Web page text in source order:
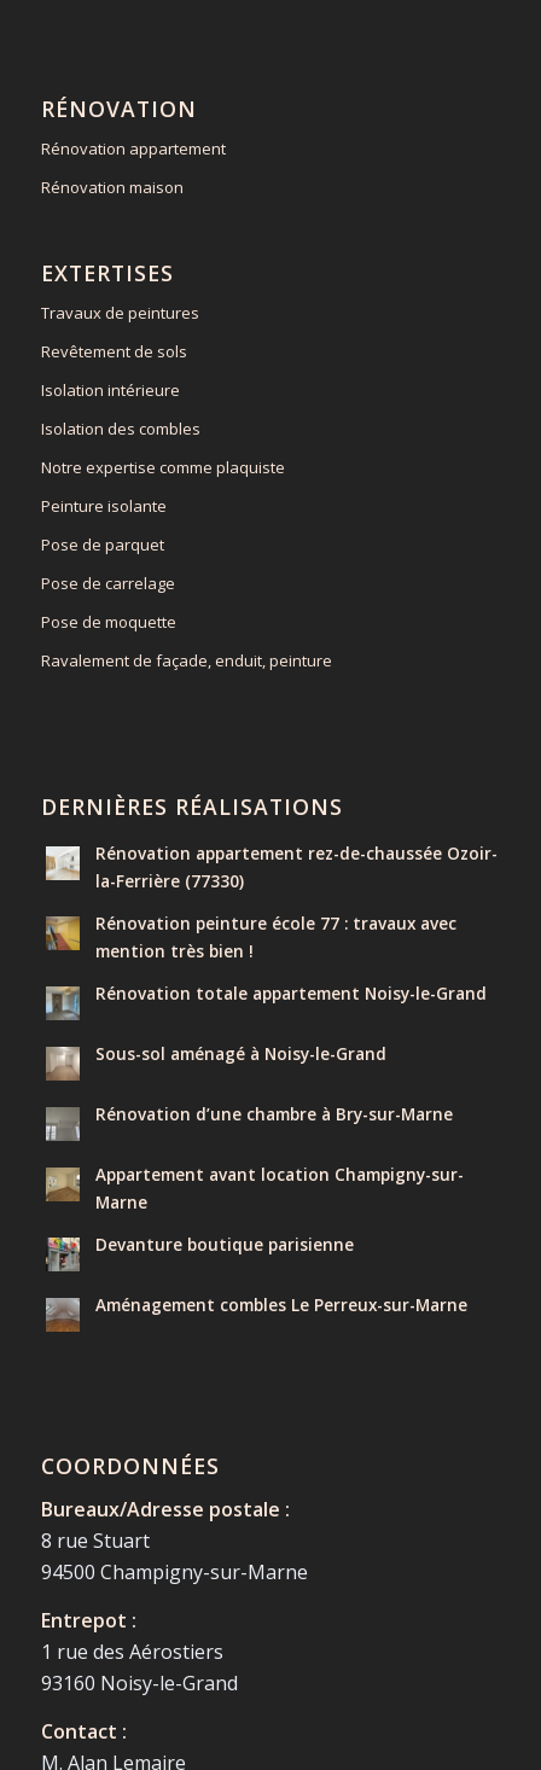
RÉNOVATION
Rénovation appartement
Rénovation maison
EXTERTISES
Travaux de peintures
Revêtement de sols
Isolation intérieure
Isolation des combles
Notre expertise comme plaquiste
Peinture isolante
Pose de parquet
Pose de carrelage
Pose de moquette
Ravalement de façade, enduit, peinture
DERNIÈRES RÉALISATIONS
Rénovation appartement rez-de-chaussée Ozoir-
la-Ferrière (77330)
Rénovation peinture école 77 : travaux avec
mention très bien !
Rénovation totale appartement Noisy-le-Grand
Sous-sol aménagé à Noisy-le-Grand
Rénovation d’une chambre à Bry-sur-Marne
Appartement avant location Champigny-sur-
Marne
Devanture boutique parisienne
Aménagement combles Le Perreux-sur-Marne
COORDONNÉES
Bureaux/Adresse postale :
8 rue Stuart
94500 Champigny-sur-Marne
Entrepot :
1 rue des Aérostiers
93160 Noisy-le-Grand
Contact :
M. Alan Lemaire